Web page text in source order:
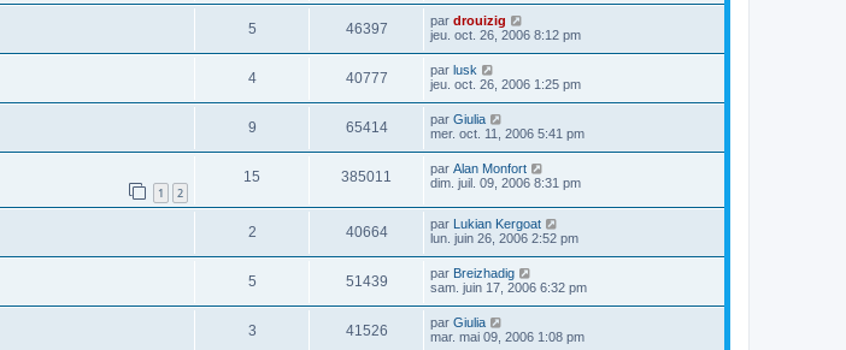
5 46397 par drouizig
jeu. oct. 26, 2006 8:12 pm
4 40777 par lusk
jeu. oct. 26, 2006 1:25 pm
9 65414 par Giulia
mer. oct. 11, 2006 5:41 pm
1 2
15 385011 par Alan Monfort
dim. juil. 09, 2006 8:31 pm
2 40664 par Lukian Kergoat
lun. juin 26, 2006 2:52 pm
5 51439 par Breizhadig
sam. juin 17, 2006 6:32 pm
3 41526 par Giulia
mar. mai 09, 2006 1:08 pm